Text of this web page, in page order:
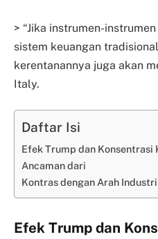
> “Jika instrumen-
sistem keuangan
kerentanannya juga akan
Italy.
Daftar Isi
Efek Trump dan Konsentrasi
Ancaman dari
Kontras dengan Arah
Efek Trump dan